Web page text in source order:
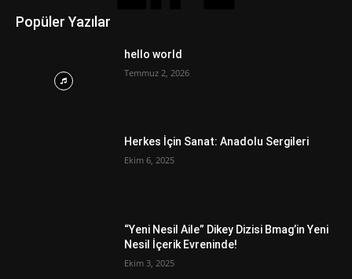
Popüler Yazılar
hello world
Temmuz 2, 2026
Herkes İçin Sanat: Anadolu Sergileri
Ekim 6, 2025
“Yeni Nesil Aile” Dikey Dizisi Bmag’in Yeni
Nesil İçerik Evreninde!
Ekim 3, 2025